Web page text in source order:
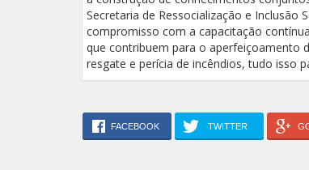
Secretaria de Ressocialização e Inclusão
compromisso com a capacitação
que contribuem para o aperfeiçoamento
resgate e perícia de incêndios, tudo isso
FACEBOOK TWITTER